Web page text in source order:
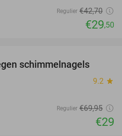
Regulier €42,70
€29,50
schimmelnagels
9.2 star
Regulier €69,95
€29